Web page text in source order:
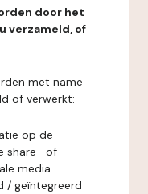
door het
verzameld, of
met name
of verwerkt:
op de
share- of
media
/ geïntegreerd